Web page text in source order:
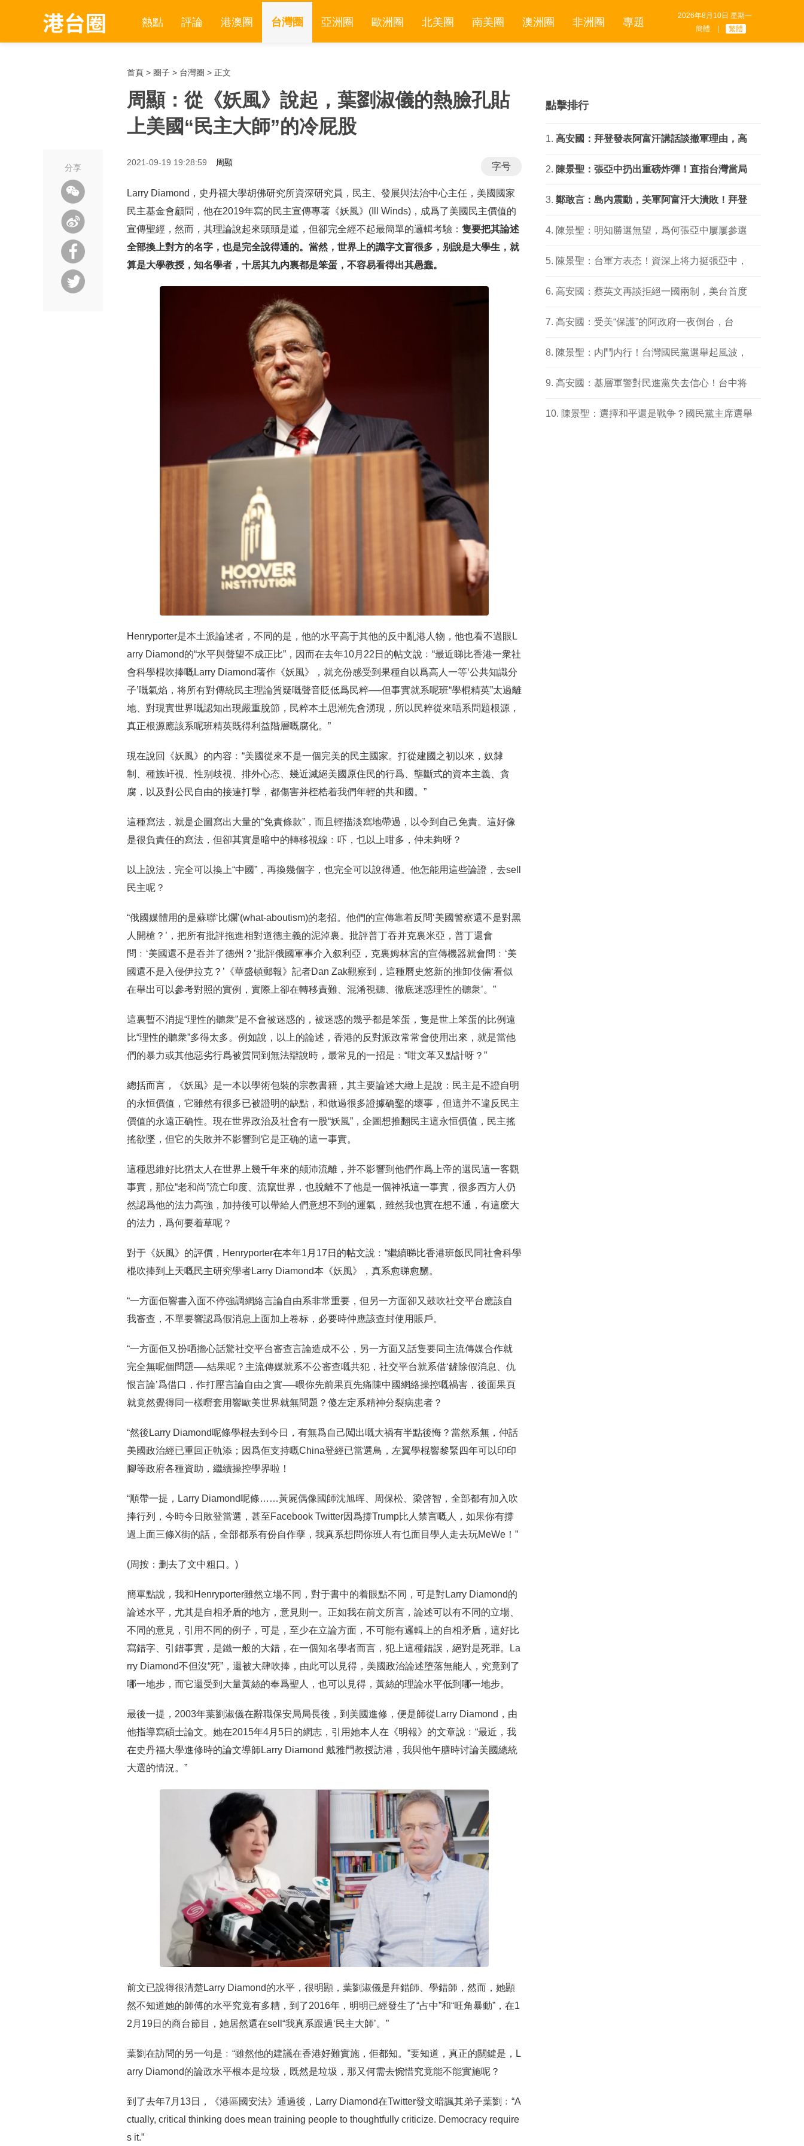
2026年8月10日 星期一
簡體
繁體
熱點 評論 港澳圈 台灣圈 亞洲圈 歐洲圈 北美圈 南美圈 澳洲圈 非洲圈 專題
首頁 > 圈子 > 台灣圈 > 正文
周顯：從《妖風》說起，葉劉淑儀的熱臉孔貼
上美國“民主大師”的冷屁股
2021-09-19 19:28:59 周顯 字号
分享
Larry Diamond，史丹福大學胡佛研究所資深研究員，民主、發展與法治中心主任，美國國家
民主基金會顧問，他在2019年寫的民主宣傳專著《妖風》(Ill Winds)，成爲了美國民主價值的
宣傳聖經，然而，其理論說起來頭頭是道，但卻完全經不起最簡單的邏輯考驗： 隻要把其論述
全部換上對方的名字，也是完全說得通的。當然，世界上的識字文盲很多，别說是大學生，就
算是大學教授，知名學者，十居其九内裏都是笨蛋，不容易看得出其愚蠢。
Henryporter是本土派論述者，不同的是，他的水平高于其他的反中亂港人物，他也看不過眼L
arry Diamond的“水平與聲望不成正比”，因而在去年10月22日的帖文說﹕“最近睇比香港一衆社
會科學棍吹捧嘅Larry Diamond著作《妖風》，就充份感受到果種自以爲高人一等‘公共知識分
子’嘅氣焰，将所有對傳統民主理論質疑嘅聲音貶低爲民粹──但事實就系呢班“學棍精英”太過離
地、對現實世界嘅認知出現嚴重脫節，民粹本土思潮先會湧現，所以民粹從來唔系問題根源，
真正根源應該系呢班精英既得利益階層嘅腐化。”
現在說回《妖風》的内容﹕“美國從來不是一個完美的民主國家。打從建國之初以來，奴隸
制、種族屽視、性别歧視、排外心态、幾近滅絕美國原住民的行爲、壟斷式的資本主義、貪
腐，以及對公民自由的接連打擊，都傷害并桎梏着我們年輕的共和國。”
這種寫法，就是企圖寫出大量的“免責條款”，而且輕描淡寫地帶過，以令到自己免責。這好像
是很負責任的寫法，但卻其實是暗中的轉移視線﹕吓，乜以上咁多，仲未夠呀？
以上說法，完全可以換上“中國”，再換幾個字，也完全可以說得通。他怎能用這些論證，去sell
民主呢？
“俄國媒體用的是蘇聯‘比爛’(what-aboutism)的老招。他們的宣傳靠着反問‘美國警察還不是對黑
人開槍？’，把所有批評拖進相對道德主義的泥淖裏。批評普丁吞并克裏米亞，普丁還會
問﹕‘美國還不是吞并了德州？’批評俄國軍事介入叙利亞，克裏姆林宮的宣傳機器就會問﹕‘美
國還不是入侵伊拉克？’《華盛頓郵報》記者Dan Zak觀察到，這種曆史悠新的推卸伎倆‘看似
在舉出可以參考對照的實例，實際上卻在轉移責難、混淆視聽、徹底迷惑理性的聽衆’。”
這裏暫不消提“理性的聽衆”是不會被迷惑的，被迷惑的幾乎都是笨蛋，隻是世上笨蛋的比例遠
比“理性的聽衆”多得太多。例如說，以上的論述，香港的反對派政常常會使用出來，就是當他
們的暴力或其他惡劣行爲被質問到無法辯說時，最常見的一招是﹕“咁文革又點計呀？”
總括而言，《妖風》是一本以學術包裝的宗教書籍，其主要論述大緻上是說：民主是不證自明
的永恒價值，它雖然有很多已被證明的缺點，和做過很多證據确鑿的壞事，但這并不違反民主
價值的永遠正确性。現在世界政治及社會有一股“妖風”，企圖想推翻民主這永恒價值，民主搖
搖欲墜，但它的失敗并不影響到它是正确的這一事實。
這種思維好比猶太人在世界上幾千年來的颠沛流離，并不影響到他們作爲上帝的選民這一客觀
事實，那位“老和尚”流亡印度、流竄世界，也脫離不了他是一個神祇這一事實，很多西方人仍
然認爲他的法力高強，加持後可以帶給人們意想不到的運氣，雖然我也實在想不通，有這麽大
的法力，爲何要着草呢？
對于《妖風》的評價，Henryporter在本年1月17日的帖文說﹕“繼續睇比香港班飯民同社會科學
棍吹捧到上天嘅民主研究學者Larry Diamond本《妖風》，真系愈睇愈嬲。
“一方面佢響書入面不停強調網絡言論自由系非常重要，但另一方面卻又鼓吹社交平台應該自
我審查，不單要響認爲假消息上面加上卷标，必要時仲應該查封使用賬戶。
“一方面佢又扮哂擔心話驚社交平台審查言論造成不公，另一方面又話隻要同主流傳媒合作就
完全無呢個問題──結果呢？主流傳媒就系不公審查嘅共犯，社交平台就系借‘鏟除假消息、仇
恨言論’爲借口，作打壓言論自由之實──喂你先前果頁先痛陳中國網絡操控嘅禍害，後面果頁
就竟然覺得同一樣嘢套用響歐美世界就無問題？傻左定系精神分裂病患者？
“然後Larry Diamond呢條學棍去到今日，有無爲自己闖出嘅大禍有半點後悔？當然系無，仲話
美國政治經已重回正軌添；因爲佢支持嘅China登經已當選鳥，左翼學棍響黎緊四年可以印印
腳等政府各種資助，繼續操控學界啦！
“順帶一提，Larry Diamond呢條……黃屍偶像國師沈旭晖、周保松、梁啓智，全部都有加入吹
捧行列，今時今日敗登當選，甚至Facebook Twitter因爲撐Trump比人禁言嘅人，如果你有撐
過上面三條X街的話，全部都系有份自作孽，我真系想問你班人有乜面目學人走去玩MeWe！”
(周按：删去了文中粗口。)
簡單點說，我和Henryporter雖然立場不同，對于書中的着眼點不同，可是對Larry Diamond的
論述水平，尤其是自相矛盾的地方，意見則一。正如我在前文所言，論述可以有不同的立場、
不同的意見，引用不同的例子，可是，至少在立論方面，不可能有邏輯上的自相矛盾，這好比
寫錯字、引錯事實，是鐵一般的大錯，在一個知名學者而言，犯上這種錯誤，絕對是死罪。La
rry Diamond不但沒“死”，還被大肆吹捧，由此可以見得，美國政治論述堕落無能人，究竟到了
哪一地步，而它還受到大量黃絲的奉爲聖人，也可以見得，黃絲的理論水平低到哪一地步。
最後一提，2003年葉劉淑儀在辭職保安局局長後，到美國進修，便是師從Larry Diamond，由
他指導寫碩士論文。她在2015年4月5日的網志，引用她本人在《明報》的文章說﹕“最近，我
在史丹福大學進修時的論文導師Larry Diamond 戴雅門教授訪港，我與他午膳時讨論美國總統
大選的情況。”
前文已說得很清楚Larry Diamond的水平，很明顯，葉劉淑儀是拜錯師、學錯師，然而，她顯
然不知道她的師傅的水平究竟有多糟，到了2016年，明明已經發生了“占中”和“旺角暴動”，在1
2月19日的商台節目，她居然還在sell“我真系跟過‘民主大師’。”
葉劉在訪問的另一句是﹕“雖然他的建議在香港好難實施，佢都知。”要知道，真正的關鍵是，L
arry Diamond的論政水平根本是垃圾，既然是垃圾，那又何需去惋惜究竟能不能實施呢？
到了去年7月13日，《港區國安法》通過後，Larry Diamond在Twitter發文暗諷其弟子葉劉﹕“A
ctually, critical thinking does mean training people to thoughtfully criticize. Democracy require
s it.”
點擊排行
高安國：拜登發表阿富汗講話談撤軍理由，高
陳景聖：張亞中扔出重磅炸彈！直指台灣當局
鄭敢言：島内震動，美軍阿富汗大潰敗！拜登
陳景聖：明知勝選無望，爲何張亞中屢屢參選
陳景聖：台軍方表态！資深上将力挺張亞中，
高安國：蔡英文再談拒絕一國兩制，美台首度
高安國：受美“保護”的阿政府一夜倒台，台
陳景聖：内鬥内行！台灣國民黨選舉起風波，
高安國：基層軍警對民進黨失去信心！台中将
陳景聖：選擇和平還是戰争？國民黨主席選舉